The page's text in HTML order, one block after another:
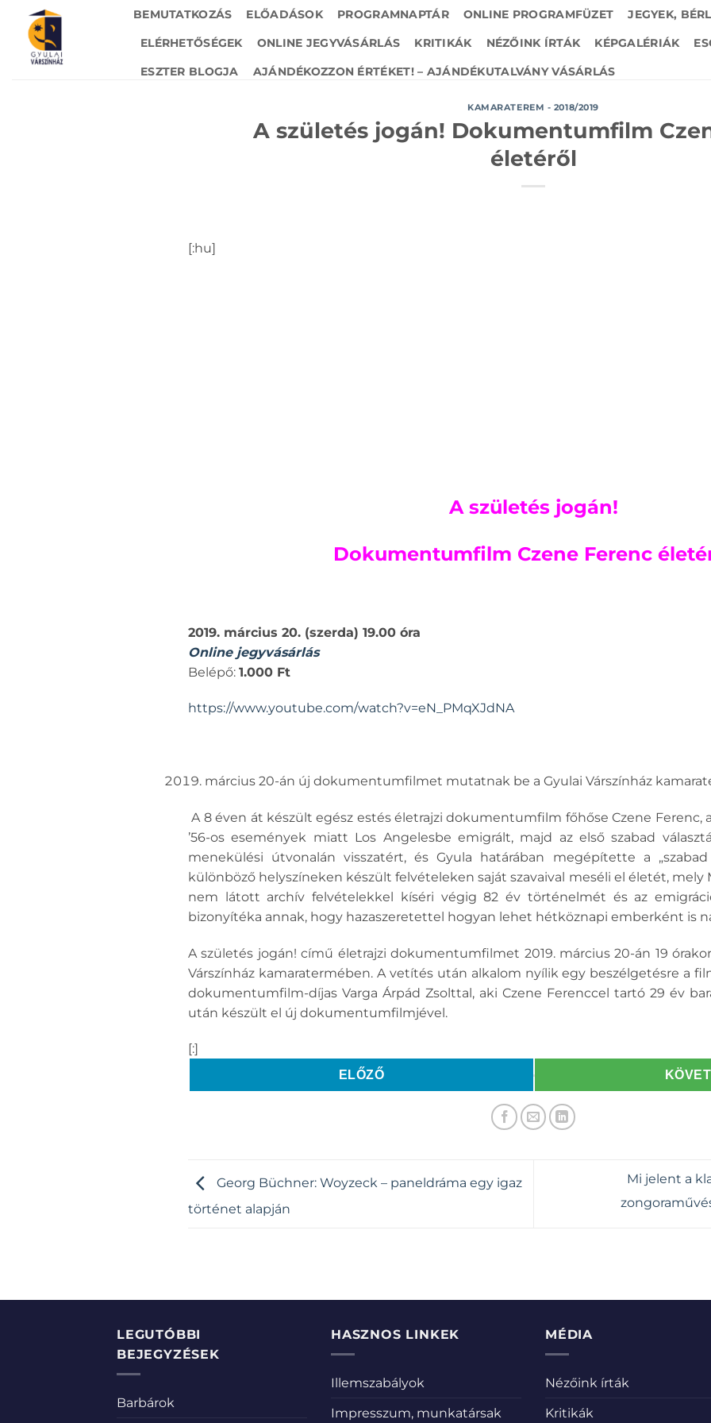
content
BEMUTATKOZÁS ELŐADÁSOK PROGRAMNAPTÁR ONLINE PROGRAMFÜZET
JEGYEK,
ELÉRHETŐSÉGEK
ONLINE JEGYVÁSÁRLÁS KRITIKÁK NÉZŐINK ÍRTÁK KÉPGALÉRIÁK
ESZTER BLOGJA
AJÁNDÉKOZZON ÉRTÉKET! – AJÁNDÉKUTALVÁNY VÁSÁRLÁS
KAMARATEREM - 2018/2019
A születés jogán! Dokumentumfilm
életéről
[:hu]
A születés jogán!
Dokumentumfilm Czene Ferenc
2019. március 20. (szerda) 19.00 óra
Online jegyvásárlás
Belépő: 1.000 Ft
https://www.youtube.com/watch?v=eN_PMqXJdNA
március 20-án új dokumentumfilmet mutatnak be a Gyulai Várszínház
A 8 éven át készült egész estés életrajzi dokumentumfilm főhőse Czene Ferenc,
’56-os események miatt Los Angelesbe emigrált, majd az első szabad
menekülési útvonalán visszatért, és Gyula határában megépítette a
különböző helyszíneken készült felvételeken saját szavaival meséli el életét, mely
nem látott archív felvételekkel kíséri végig 82 év történelmét és az
bizonyítéka annak, hogy hazaszeretettel hogyan lehet hétköznapi emberként is
A születés jogán! című életrajzi dokumentumfilmet 2019. március 20-án 19
Várszínház kamaratermében. A vetítés után alkalom nyílik egy beszélgetésre a
dokumentumfilm-díjas Varga Árpád Zsolttal, aki Czene Ferenccel tartó 29 év
után készült el új dokumentumfilmjével.
[:]
ELŐZŐ
Georg Büchner: Woyzeck – paneldráma egy igaz
történet alapján
Mi jelent a
LEGUTÓBBI
BEJEGYZÉSEK
Barbárok
HASZNOS LINKEK
Illemszabályok
Impresszum, munkatársak
MÉDIA
Nézőink írták
Kritikák